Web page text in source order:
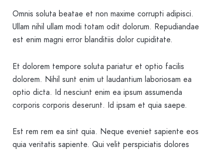
Omnis soluta beatae et non maxime corrupti adipisci.
Ullam nihil ullam modi totam odit dolorum. Repudiandae
est enim magni error blanditiis dolor cupiditate.
Et dolorem tempore soluta pariatur et optio facilis
dolorem. Nihil sunt enim ut laudantium laboriosam ea
optio dicta. Id nesciunt enim ea ipsum assumenda
corporis corporis deserunt. Id ipsam et quia saepe.
Est rem rem ea sint quia. Neque eveniet sapiente eos
quia veritatis sapiente. Qui velit perspiciatis dolores